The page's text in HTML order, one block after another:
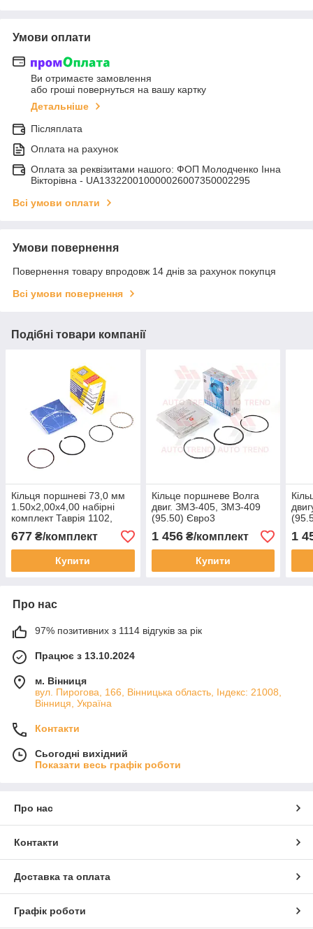
Умови оплати
Ви отримаєте замовлення
або гроші повернуться на вашу картку
Детальніше
Післяплата
Оплата на рахунок
Оплата за реквізитами нашого: ФОП Молодченко Інна
Вікторівна - UA133220010000026007350002295
Всі умови оплати
Умови повернення
Повернення товару впродовж 14 днів за рахунок покупця
Всі умови повернення
Подібні товари компанії
Кільця поршневі 73,0 мм
1.50x2,00x4,00 набірні
комплект Таврія 1102,
Славута 1103
(4.0497.100.03*)
677 ₴/комплект
Купити
Кільце поршневе Волга
двиг. ЗМЗ-405, ЗМЗ-409
(95.50) Євро3
(1.5х1.75х3,0) (набірні)
(PR-WOL-44-5657-000-
SET)
1 456₴/комплект
Купити
1
Про нас
97% позитивних з 1114 відгуків за рік
Працює з 13.10.2024
м. Вінниця
вул. Пирогова, 166, Вінницька область, Індекс: 21008,
Вінниця, Україна
Контакти
Сьогодні вихідний
Показати весь графік роботи
Про нас
Контакти
Доставка та оплата
Графік роботи